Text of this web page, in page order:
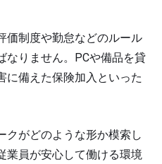
価制度や勤怠などのルール
なりません。PCや備品を貸
に備えた保険加入といった
クがどのような形か模索し
業員が安心して働ける環境